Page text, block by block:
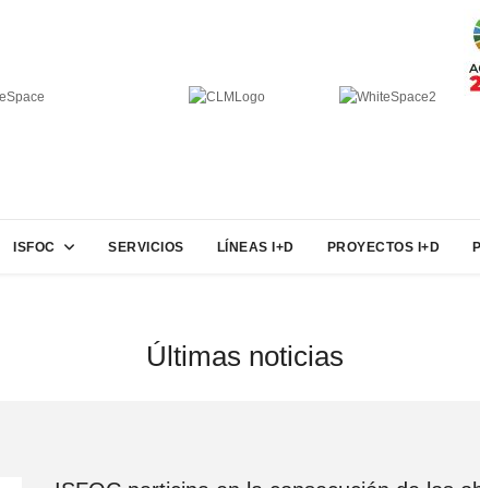
ISFOC SERVICIOS LÍNEAS I+D PROYECTOS I+D
Últimas noticias